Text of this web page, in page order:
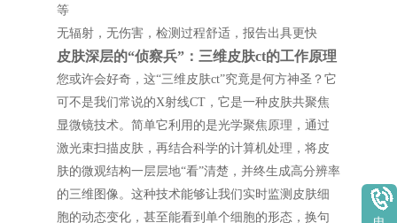
等
无辐射，无伤害，检测过程舒适，报告出具更快
皮肤深层的“侦察兵”：三维皮肤ct的工作原理
您或许会好奇，这“三维皮肤ct”究竟是何方神圣？它
可不是我们常说的X射线CT，它是一种皮肤共聚焦
显微镜技术。简单它利用的是光学聚焦原理，通过
激光束扫描皮肤，再结合科学的计算机处理，将皮
肤的微观结构一层层地“看”清楚，并终生成高分辨率
的三维图像。这种技术能够让我们实时监测皮肤细
胞的动态变化，甚至能看到单个细胞的形态，换句